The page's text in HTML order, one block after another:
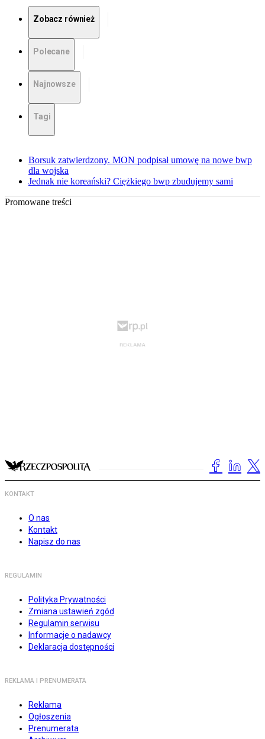
Zobacz również
Polecane
Najnowsze
Tagi
Borsuk zatwierdzony. MON podpisał umowę na nowe bwp
dla wojska
Jednak nie koreański? Ciężkiego bwp zbudujemy sami
Promowane treści
KONTAKT
O nas
Kontakt
Napisz do nas
REGULAMIN
Polityka Prywatności
Zmiana ustawień zgód
Regulamin serwisu
Informacje o nadawcy
Deklaracja dostępności
REKLAMA I PRENUMERATA
Reklama
Ogłoszenia
Prenumerata